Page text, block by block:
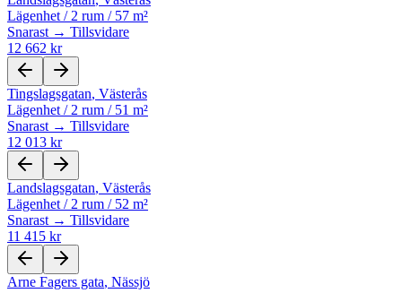
Lägenhet / 2 rum / 57 m²
Snarast → Tillsvidare
12 662 kr
Tingslagsgatan, Västerås
Lägenhet / 2 rum / 51 m²
Snarast → Tillsvidare
12 013 kr
Landslagsgatan, Västerås
Lägenhet / 2 rum / 52 m²
Snarast → Tillsvidare
11 415 kr
Arne Fagers gata, Nässjö